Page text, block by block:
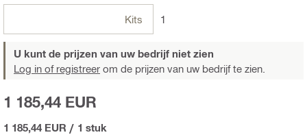
Kits 1
U kunt de prijzen van uw bedrijf niet zien
Log in of registreer om de prijzen van uw bedrijf te zien.
1 185,44 EUR
1 185,44 EUR / 1 stuk